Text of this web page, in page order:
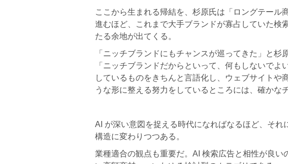
ここから生まれる帰結を、杉原氏は「ロングテール
進むほど、これまで大手ブランドが寡占していた検
たる余地が出てくる。
「ニッチブランドにもチャンスが巡ってきた」と杉
「ニッチブランドだからといって、何もしないで
しているものをきちんと言語化し、ウェブサイトや
うな形に整える努力をしているところには、確かな
AI が深い意図を捉える時代になればなるほど、それ
構造に変わりつつある。
業種適合の観点も重要だ。AI 検索広告と相性が良